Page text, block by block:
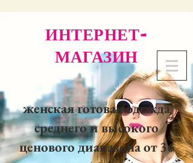
ИНТЕРНЕТ-
МАГАЗИН
женская готовая одежда
среднего и высокого
ценового диапазона от 36